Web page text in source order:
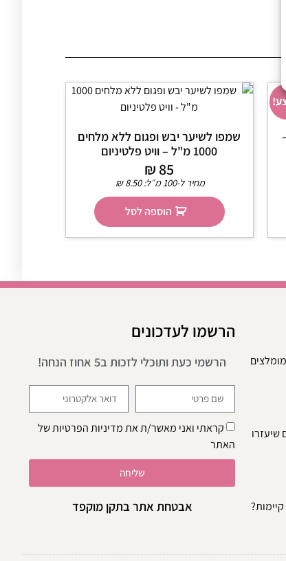
–
שמפו לשיער יבש ופגום ללא מלחים
1000 מ"ל – וויט פלטיניום
₪ 85
מחיר ל-100 מ״ל: ₪8.50
הוספה לסל
שיעזרו
הרשמו לעדכונים
הרשמי כעת ותוכלי לזכות ב5 אחוז הנחה!
קראתי ואני מאשר/ת אתמדיניות הפרטיותשל
האתר
שליחה
אבטחת אתר בתקן מוקפד